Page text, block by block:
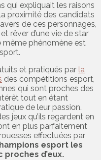
qui expliquait les raisons
proximité des candidats
de ces personnages,
rêver d’une vie de star
même phénomène est
et pratiqués par la
des compétitions esport,
qui sont proches des
tout en étant
de leur passion.
jeux qu’ils regardent en
en plus parfaitement
effectuées par
esport les
d’eux.